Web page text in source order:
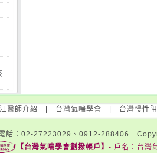
江醫師介紹 台灣氣喘學會 台灣慢性
話：02-27223029、0912-288406
【台灣氣喘學會劃撥帳戶】 - 戶名：台灣